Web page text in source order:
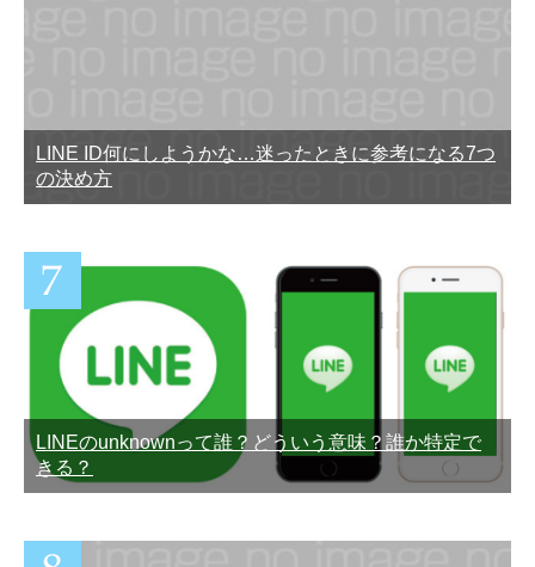
LINE ID何にしようかな…迷ったときに参考になる7つ
の決め方
LINEのunknownって誰？どういう意味？誰か特定で
きる？